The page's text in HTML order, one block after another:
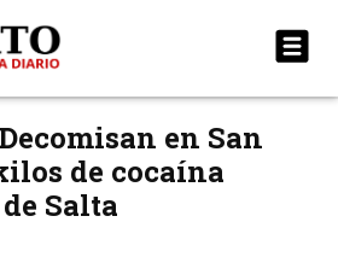
en San
de cocaína
Salta